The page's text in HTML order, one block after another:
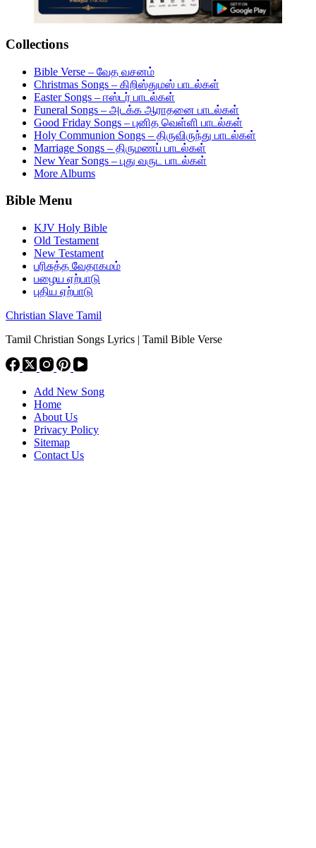
Collections
Bible Verse – வேத வசனம்
Christmas Songs – கிறிஸ்துமஸ் பாடல்கள்
Easter Songs – ஈஸ்டர் பாடல்கள்
Funeral Songs – அடக்க ஆராதனை பாடல்கள்
Good Friday Songs – புனித வெள்ளி பாடல்கள்
Holy Communion Songs – திருவிருந்து பாடல்கள்
Marriage Songs – திருமணப் பாடல்கள்
New Year Songs – புது வருட பாடல்கள்
More Albums
Bible Menu
KJV Holy Bible
Old Testament
New Testament
பரிசுத்த வேதாகமம்
பழைய ஏற்பாடு
புதிய ஏற்பாடு
Christian Slave Tamil
Tamil Christian Songs Lyrics | Tamil Bible Verse
Add New Song
Home
About Us
Privacy Policy
Sitemap
Contact Us